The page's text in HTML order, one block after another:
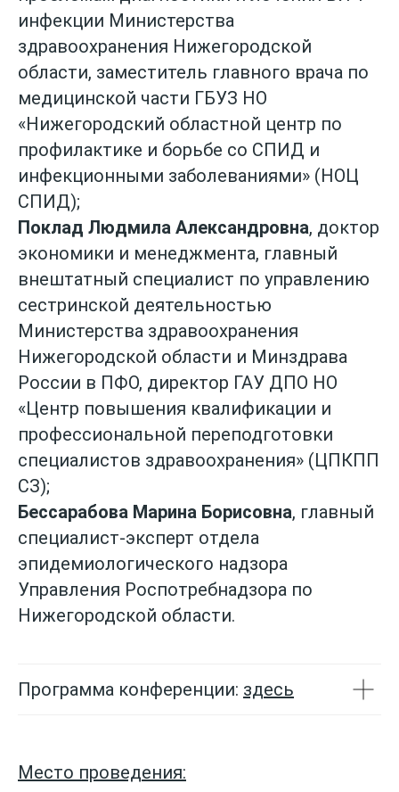
инфекции Министерства
здравоохранения Нижегородской
области, заместитель главного врача по
медицинской части ГБУЗ НО
«Нижегородский областной центр по
профилактике и борьбе со СПИД и
инфекционными заболеваниями» (НОЦ
СПИД);
Поклад Людмила Александровна, доктор
экономики и менеджмента, главный
внештатный специалист по управлению
сестринской деятельностью
Министерства здравоохранения
Нижегородской области и Минздрава
России в ПФО, директор ГАУ ДПО НО
«Центр повышения квалификации и
профессиональной переподготовки
специалистов здравоохранения» (ЦПКПП
СЗ);
Бессарабова Марина Борисовна, главный
специалист-эксперт отдела
эпидемиологического надзора
Управления Роспотребнадзора по
Нижегородской области.
Программа конференции: здесь
Место проведения: